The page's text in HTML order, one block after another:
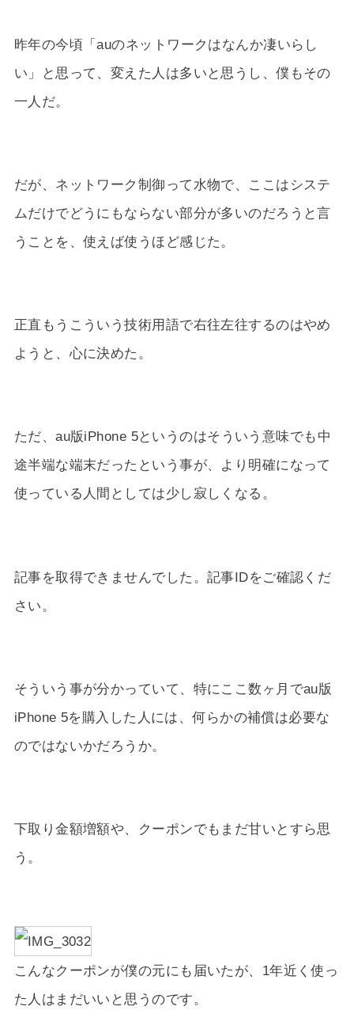
昨年の今頃「auのネットワークはなんか凄いらし
い」と思って、変えた人は多いと思うし、僕もその
一人だ。
だが、ネットワーク制御って水物で、ここはシステ
ムだけでどうにもならない部分が多いのだろうと言
うことを、使えば使うほど感じた。
正直もうこういう技術用語で右往左往するのはやめ
ようと、心に決めた。
ただ、au版iPhone 5というのはそういう意味でも中
途半端な端末だったという事が、より明確になって
使っている人間としては少し寂しくなる。
記事を取得できませんでした。記事IDをご確認くだ
さい。
そういう事が分かっていて、特にここ数ヶ月でau版
iPhone 5を購入した人には、何らかの補償は必要な
のではないかだろうか。
下取り金額増額や、クーポンでもまだ甘いとすら思
う。
こんなクーポンが僕の元にも届いたが、1年近く使っ
た人はまだいいと思うのです。